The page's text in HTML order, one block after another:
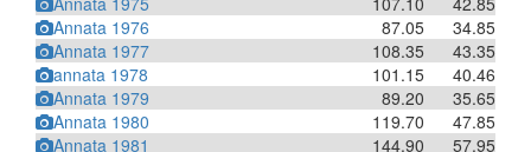
Annata 1976
87.05
34.85
Annata 1977
108.35
43.35
annata 1978
101.15
40.46
Annata 1979
89.20
35.65
Annata 1980
119.70
47.85
Annata 1981
144.90
57.95